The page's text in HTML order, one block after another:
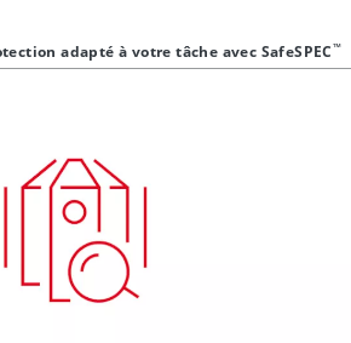
adapté à votre tâche avec SafeSPEC™